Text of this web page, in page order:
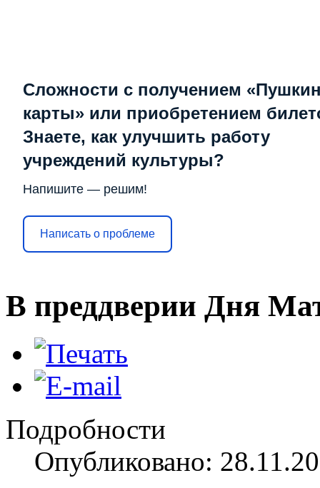
Сложности с получением
карты» или приобретением
Знаете, как улучшить работу
учреждений культуры?
Напишите — решим!
Написать о проблеме
В преддверии Дня
Подробности
Опубликовано: